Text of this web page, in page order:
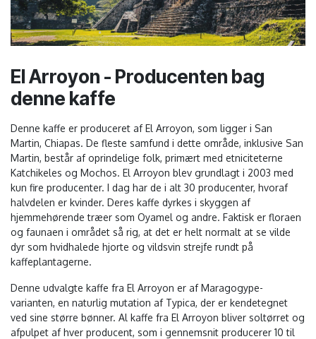
El Arroyon - Producenten bag
denne kaffe
Denne kaffe er produceret af El Arroyon, som ligger i San
Martin, Chiapas. De fleste samfund i dette område, inklusive San
Martin, består af oprindelige folk, primært med etniciteterne
Katchikeles og Mochos. El Arroyon blev grundlagt i 2003 med
kun fire producenter. I dag har de i alt 30 producenter, hvoraf
halvdelen er kvinder. Deres kaffe dyrkes i skyggen af
hjemmehørende træer som Oyamel og andre. Faktisk er floraen
og faunaen i området så rig, at det er helt normalt at se vilde
dyr som hvidhalede hjorte og vildsvin strejfe rundt på
kaffeplantagerne.
Denne udvalgte kaffe fra El Arroyon er af Maragogype-
varianten, en naturlig mutation af Typica, der er kendetegnet
ved sine større bønner. Al kaffe fra El Arroyon bliver soltørret og
afpulpet af hver producent, som i gennemsnit producerer 10 til